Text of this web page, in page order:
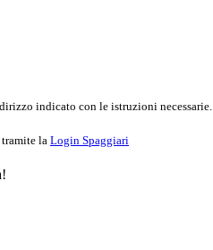
indicato con le istruzioni necessarie.
tramite la Login Spaggiari